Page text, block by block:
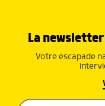
La
Votre escapade